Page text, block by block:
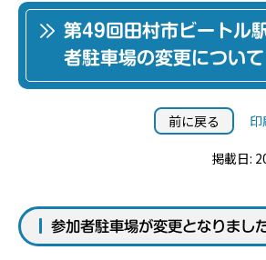
第49回田村市ビートル
者駐車場の変更について
前に戻る
掲載日:
参加者駐車場が変更となりまし